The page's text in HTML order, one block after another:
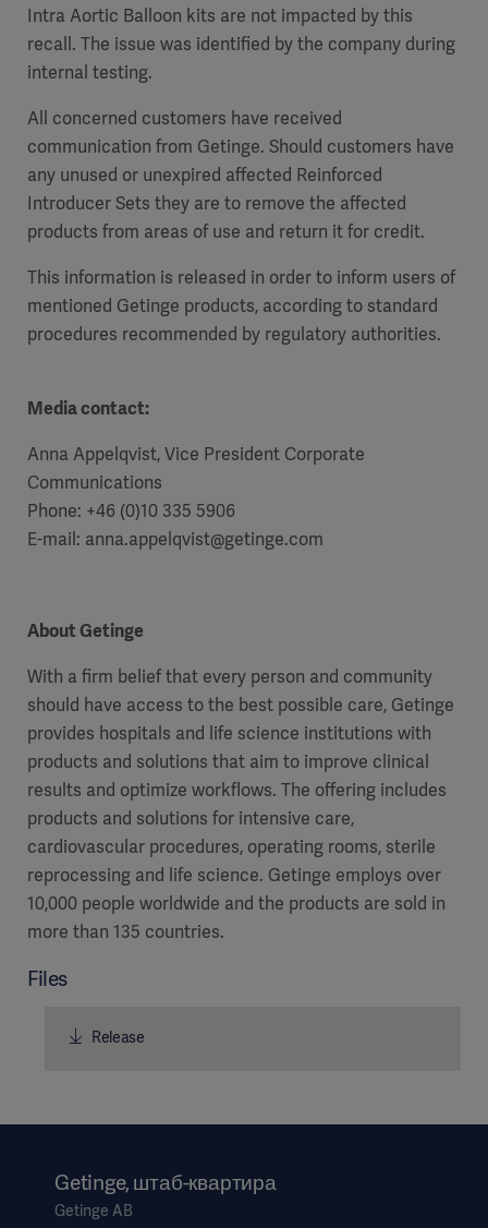
Intra Aortic Balloon kits are not impacted by this
recall. The issue was identified by the company during
internal testing.
All concerned customers have received
communication from Getinge. Should customers have
any unused or unexpired affected Reinforced
Introducer Sets they are to remove the affected
products from areas of use and return it for credit.
This information is released in order to inform users of
mentioned Getinge products, according to standard
procedures recommended by regulatory authorities.
Media contact:
Anna Appelqvist, Vice President Corporate
Communications
Phone: +46 (0)10 335 5906
E-mail: anna.appelqvist@getinge.com
About Getinge
With a firm belief that every person and community
should have access to the best possible care, Getinge
provides hospitals and life science institutions with
products and solutions that aim to improve clinical
results and optimize workflows. The offering includes
products and solutions for intensive care,
cardiovascular procedures, operating rooms, sterile
reprocessing and life science. Getinge employs over
10,000 people worldwide and the products are sold in
more than 135 countries.
Files
Release
Getinge, штаб-квартира
Getinge AB